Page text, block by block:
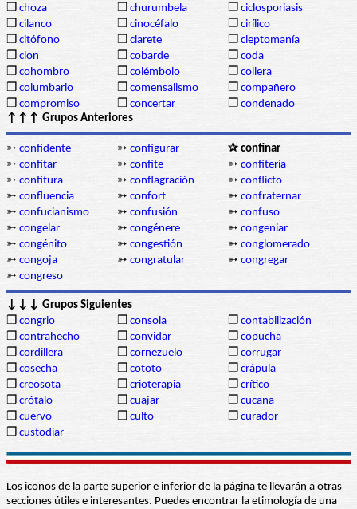
❒ choza ❒ churumbela ❒ ciclosporiasis
❒ cilanco ❒ cinocéfalo ❒ cirílico
❒ citófono ❒ clarete ❒ cleptomanía
❒ clon ❒ cobarde ❒ coda
❒ cohombro ❒ colémbolo ❒ collera
❒ columbario ❒ comensalismo ❒ compañero
❒ compromiso ❒ concertar ❒ condenado
↑↑↑ Grupos Anteriores
➳ confidente ➳ configurar
✰ confinar
➳ confitar ➳ confite ➳ confitería
➳ confitura ➳ conflagración ➳ conflicto
➳ confluencia ➳ confort ➳ confraternar
➳ confucianismo ➳ confusión ➳ confuso
➳ congelar ➳ congénere ➳ congeniar
➳ congénito ➳ congestión ➳ conglomerado
➳ congoja ➳ congratular ➳ congregar
➳ congreso
↓↓↓ Grupos Siguientes
❒ congrio ❒ consola ❒ contabilización
❒ contrahecho ❒ convidar ❒ copucha
❒ cordillera ❒ cornezuelo ❒ corrugar
❒ cosecha ❒ cototo ❒ crápula
❒ creosota ❒ crioterapia ❒ crítico
❒ crótalo ❒ cuajar ❒ cucaña
❒ cuervo ❒ culto ❒ curador
❒ custodiar
Los iconos de la parte superior e inferior de la página te llevarán a otras
secciones útiles e interesantes. Puedes encontrar la etimología de una